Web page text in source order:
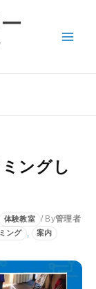
ングし
体験教室 / By管理者
ング 案内